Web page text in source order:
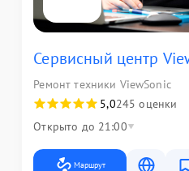
Сервисный центр
Ремонт техники ViewSonic
5,0245 оценки
Открыто до 21:00
Маршрут